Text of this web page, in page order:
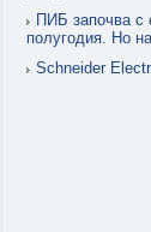
ПИБ започва с
полугодия. Но
Schneider